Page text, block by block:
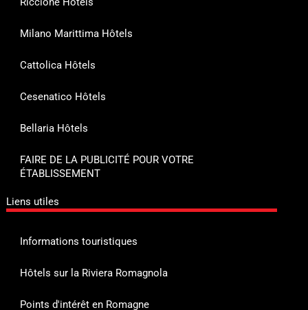
Milano Marittima Hôtels
Cattolica Hôtels
Cesenatico Hôtels
Bellaria Hôtels
FAIRE DE LA PUBLICITÉ POUR VOTRE
ÉTABLISSEMENT
Liens utiles
Informations touristiques
Hôtels sur la Riviera Romagnola
Points d'intérêt en Romagne